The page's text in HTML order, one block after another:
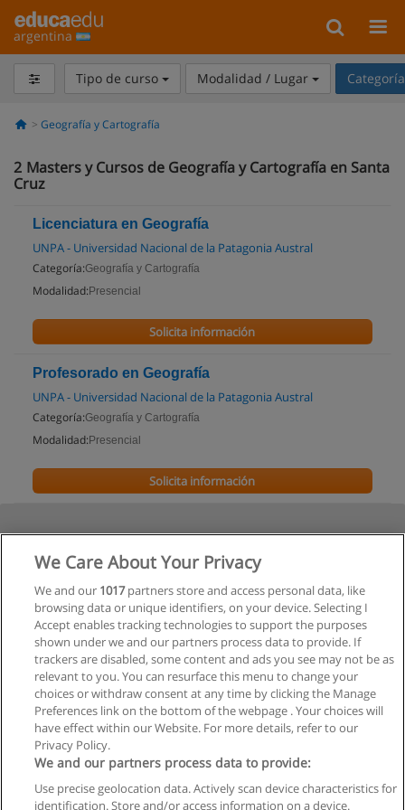
argentina
Tipo de curso Modalidad / Lugar
Geografía y Cartografía
2 Masters y Cursos de Geografía y Cartografía en Santa
Cruz
Licenciatura en Geografía
UNPA - Universidad Nacional de la Patagonia Austral
Categoría:Geografía y Cartografía
Modalidad: Presencial
Solicita información
Profesorado en Geografía
UNPA - Universidad Nacional de la Patagonia Austral
Categoría:Geografía y Cartografía
Modalidad: Presencial
Solicita información
Reglas de uso
We Care About Your Privacy
We and our 1017partners store and access personal data, like
browsing data or unique identifiers, on your device. Selecting I
Accept enables tracking technologies to support the purposes
shown under we and our partners process data to provide. If
trackers are disabled, some content and ads you see may not be as
relevant to you. You can resurface this menu to change your
choices or withdraw consent at any time by clicking the Manage
Preferences link on the bottom of the webpage . Your choices will
have effect within our Website. For more details, refer to our
Privacy Policy.
We and our partners process data to provide:
Use precise geolocation data. Actively scan device characteristics for
identification. Store and/or access information on a device.